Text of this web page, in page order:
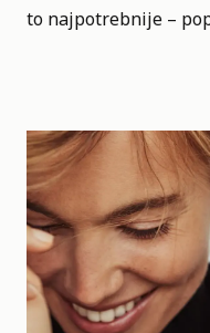
to najpotrebnije –